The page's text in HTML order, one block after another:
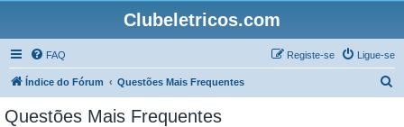
Clubeletricos.com
FAQ Ligue-se
Registe-se
Índice do Fórum Questões Mais Frequentes
Questões Mais Frequentes